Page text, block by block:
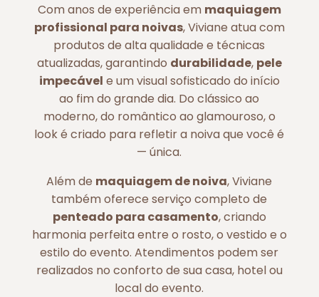
Com anos de experiência em maquiagem
profissional para noivas, Viviane atua com
produtos de alta qualidade e técnicas
atualizadas, garantindo durabilidade, pele
impecável e um visual sofisticado do início
ao fim do grande dia. Do clássico ao
moderno, do romântico ao glamouroso, o
look é criado para refletir a noiva que você é
— única.
Além de maquiagem de noiva, Viviane
também oferece serviço completo de
penteado para casamento, criando
harmonia perfeita entre o rosto, o vestido e o
estilo do evento. Atendimentos podem ser
realizados no conforto de sua casa, hotel ou
local do evento.